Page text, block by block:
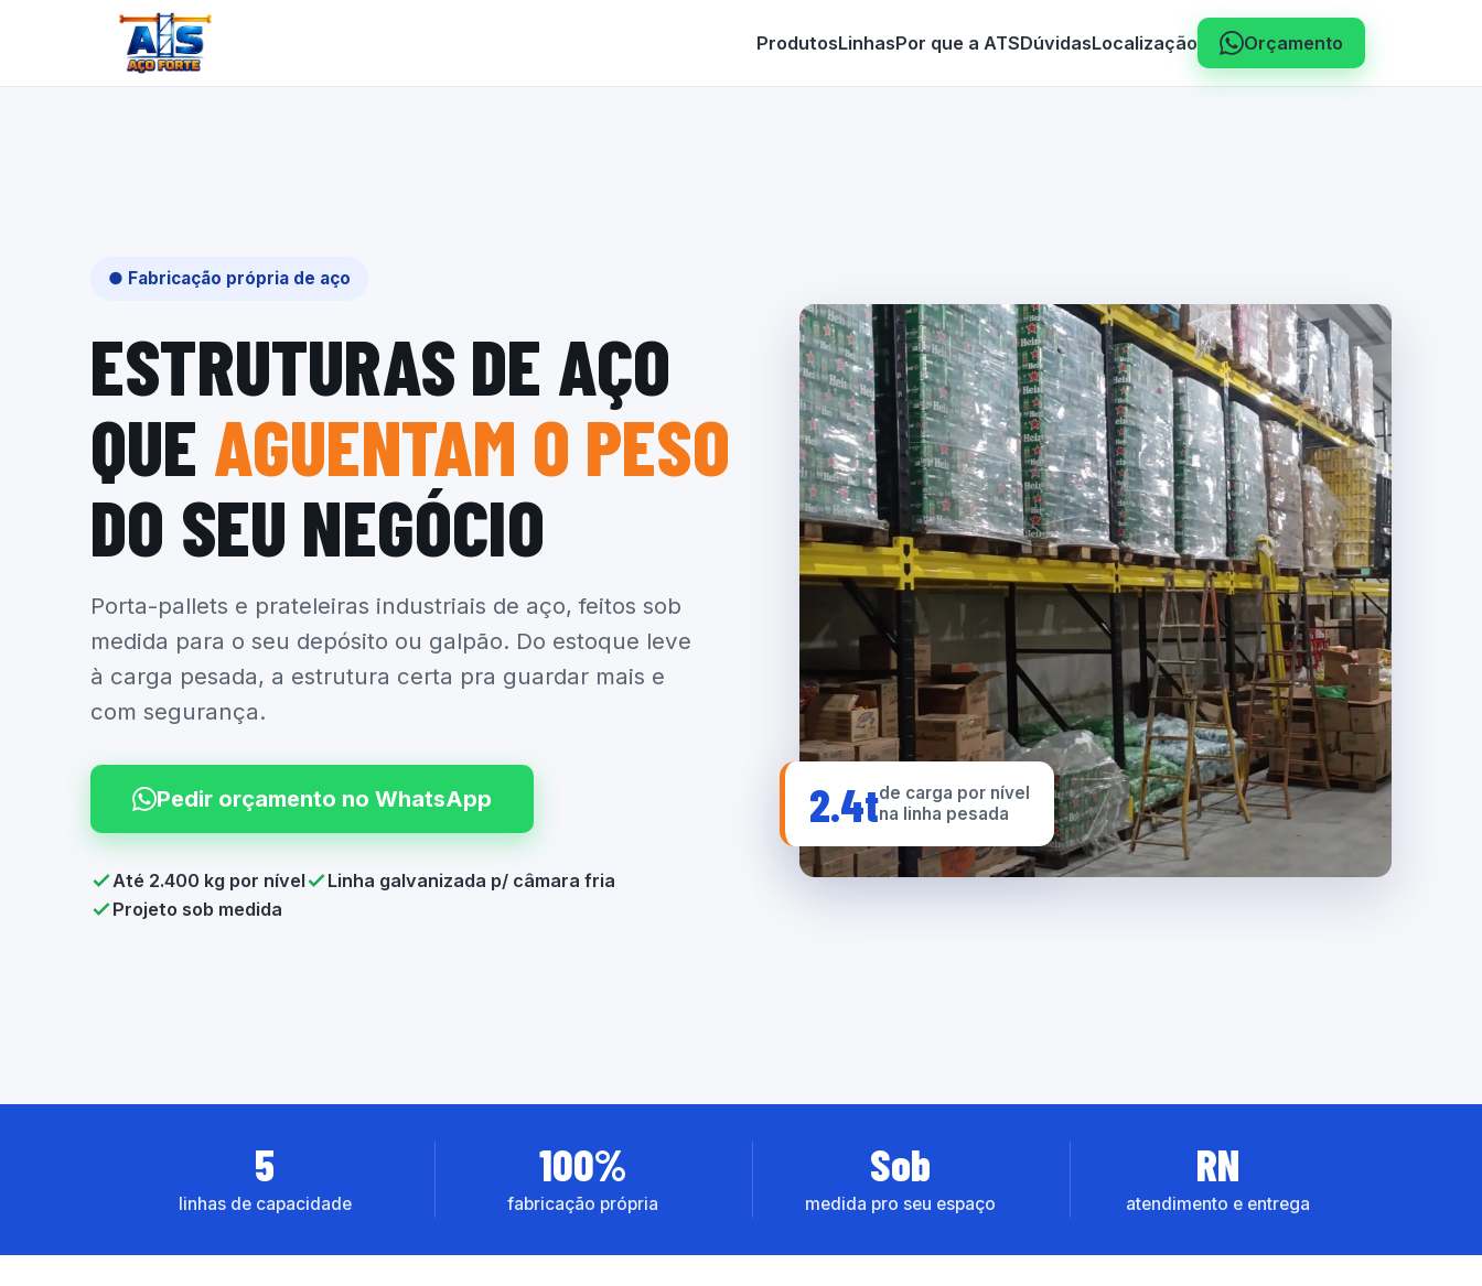
ProdutosLinhasPor que a ATSDúvidasLocalização Orçamento
● Fabricação própria de aço
ESTRUTURAS DE AÇO
QUE AGUENTAM O PESO
DO SEU NEGÓCIO
Porta-pallets e prateleiras industriais de aço, feitos sob
medida para o seu depósito ou galpão. Do estoque leve
à carga pesada, a estrutura certa pra guardar mais e
com segurança.
Pedir orçamento no WhatsApp
Até 2.400 kg por nível
Linha galvanizada p/ câmara fria
Projeto sob medida
2.4tde carga por nível
na linha pesada
5
linhas de capacidade
100%
fabricação própria
Sob
medida pro seu espaço
RN
atendimento e entrega